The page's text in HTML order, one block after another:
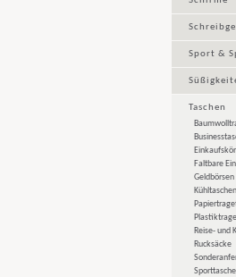
Sport &
Taschen
Faltbare
Geldbörsen
Kühltaschen
Reise- und
Rucksäcke